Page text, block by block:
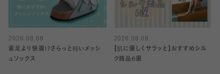
2026.08.08
素足より快適!?さらっと軽いメッシ
ュソックス
2026.08.08
【肌に優しくサラッと】おすすめシル
ク商品6選